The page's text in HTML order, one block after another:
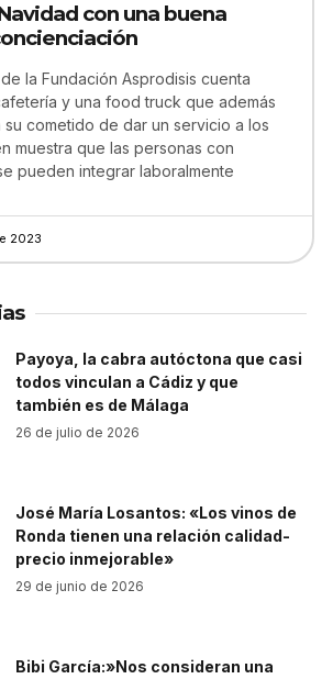
con una buena
la Fundación Asprodisis cuenta
y una food truck que además
cometido de dar un servicio a los
muestra que las personas con
pueden integrar laboralmente
2023
Payoya, la cabra autóctona que casi
todos vinculan a Cádiz y que
también es de Málaga
26 de julio de 2026
José María Losantos: «Los vinos de
Ronda tienen una relación calidad-
precio inmejorable»
29 de junio de 2026
Bibi García:»Nos consideran una